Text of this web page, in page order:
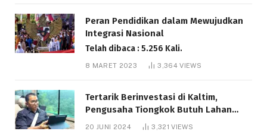
Peran Pendidikan dalam Mewujudkan
Integrasi Nasional
Telah dibaca : 5.256 Kali.
8 MARET 2023 3,364VIEWS
Tertarik Berinvestasi di Kaltim,
Pengusaha Tiongkok Butuh Lahan
1.000 Hektare
20 JUNI 2024 3,321VIEWS